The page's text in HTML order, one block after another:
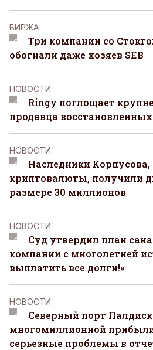
БИРЖА
Три компании со
обогнали даже хозяев SEB
НОВОСТИ
Ringy поглощает
продавца
НОВОСТИ
Наследники
криптовалюты, получили
размере 30 миллионов
НОВОСТИ
Суд утвердил план
компании с многолетней
выплатить все долги!»
НОВОСТИ
Северный порт
многомиллионной
серьезные проблемы в